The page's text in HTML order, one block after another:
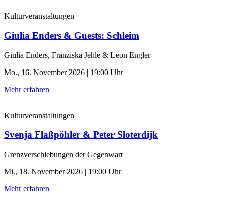
Kulturveranstaltungen
Giulia Enders & Guests: Schleim
Giulia Enders, Franziska Jehle & Leon Engler
Mo., 16. November 2026 | 19:00 Uhr
Mehr erfahren
Kulturveranstaltungen
Svenja Flaßpöhler & Peter Sloterdijk
Grenzverschiebungen der Gegenwart
Mi., 18. November 2026 | 19:00 Uhr
Mehr erfahren